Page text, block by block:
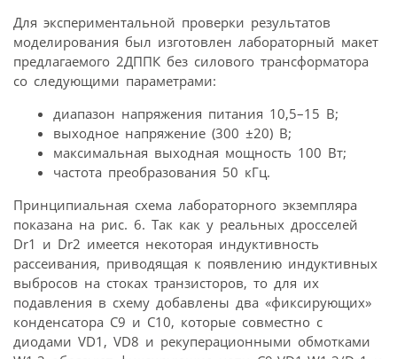
Для экспериментальной проверки результатов
моделирования был изготовлен лабораторный макет
предлагаемого 2ДППК без силового трансформатора
со следующими параметрами:
диапазон напряжения питания 10,5–15 В;
выходное напряжение (300 ±20) В;
максимальная выходная мощность 100 Вт;
частота преобразования 50 кГц.
Принципиальная схема лабораторного экземпляра
показана на рис. 6. Так как у реальных дросселей
Dr1 и Dr2 имеется некоторая индуктивность
рассеивания, приводящая к появлению индуктивных
выбросов на стоках транзисторов, то для их
подавления в схему добавлены два «фиксирующих»
конденсатора С9 и С10, которые совместно с
диодами VD1, VD8 и рекуперационными обмотками